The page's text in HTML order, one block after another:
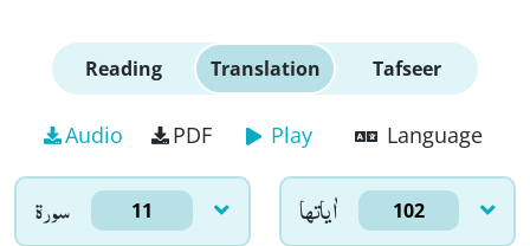
Reading Translation Tafseer
Audio PDF Play Language
سورۃ 11 اٰياتها 102